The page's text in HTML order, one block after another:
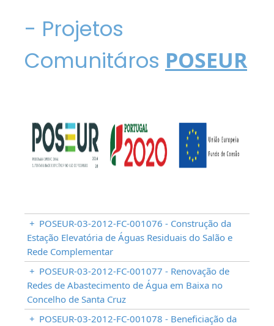
- Projetos
Comunitáros POSEUR
+ POSEUR-03-2012-FC-001076 - Construção da
Estação Elevatória de Águas Residuais do Salão e
Rede Complementar
+ POSEUR-03-2012-FC-001077 - Renovação de
Redes de Abastecimento de Água em Baixa no
Concelho de Santa Cruz
+ POSEUR-03-2012-FC-001078 - Beneficiação da